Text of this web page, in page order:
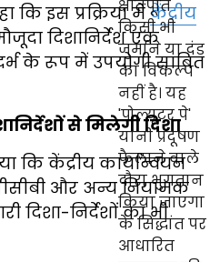
कि इस प्रक्रिया मेंकेंद्रीय
दिशानिर्देश एक
के रूप में उपयोगी साबित
से मिलेगी दिशा
कि केंद्रीय कार्यान्वयन
और अन्य नियामक
दिशा-निर्देशों का भी